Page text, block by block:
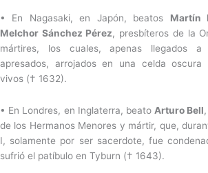
• En Nagasaki, en Japón, beatos Martín
Melchor Sánchez Pérez, presbíteros de la
mártires, los cuales, apenas llegados
apresados, arrojados en una celda oscura
vivos († 1632).
• En Londres, en Inglaterra, beato Arturo Bell
de los Hermanos Menores y mártir, que,
I, solamente por ser sacerdote, fue
sufrió el patíbulo en Tyburn († 1643).